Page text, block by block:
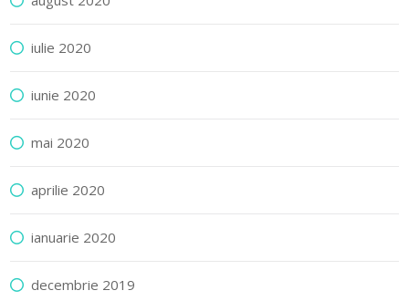
iulie 2020
iunie 2020
mai 2020
aprilie 2020
ianuarie 2020
decembrie 2019